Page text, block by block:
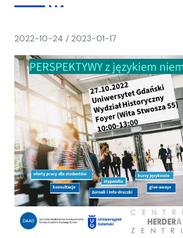
2022-10-24 / 2023-01-17